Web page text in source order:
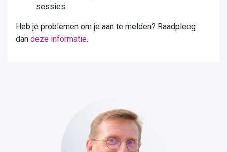
sessies.
Heb je problemen om je aan te melden? Raadpleeg
dan deze informatie.